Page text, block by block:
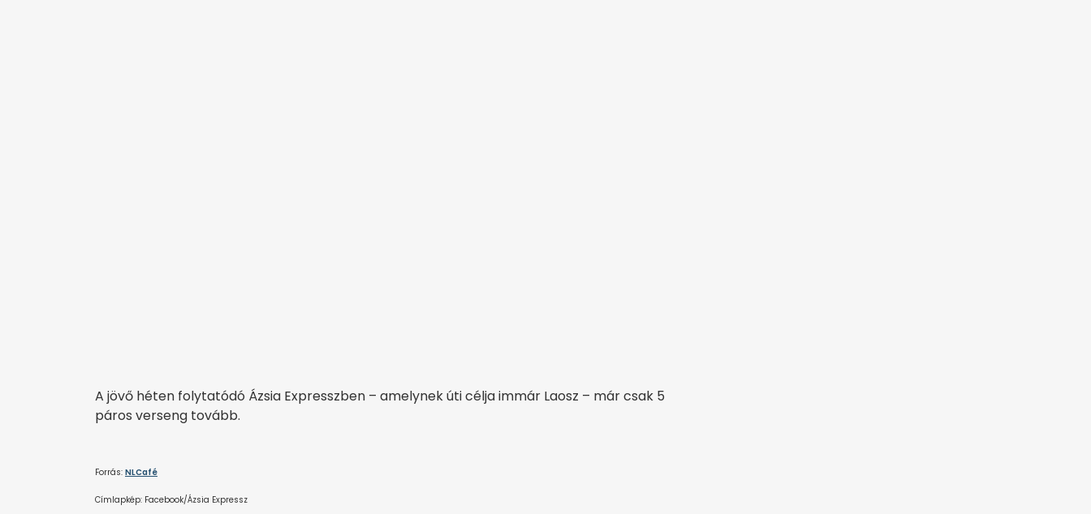
A jövő héten folytatódó Ázsia Expresszben – amelynek úti célja immár Laosz – már csak 5
páros verseng tovább.
Forrás: NLCafé
Címlapkép: Facebook/Ázsia Expressz